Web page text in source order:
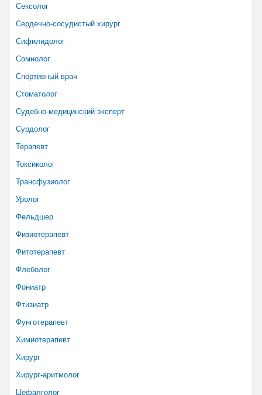
Сексолог
Сердечно-сосудистый хирург
Сифилидолог
Сомнолог
Спортивный врач
Стоматолог
Судебно-медицинский эксперт
Сурдолог
Терапевт
Токсиколог
Трансфузиолог
Уролог
Фельдшер
Физиотерапевт
Фитотерапевт
Флеболог
Фониатр
Фтизиатр
Фунготерапевт
Химиотерапевт
Хирург
Хирург-аритмолог
Цефалголог